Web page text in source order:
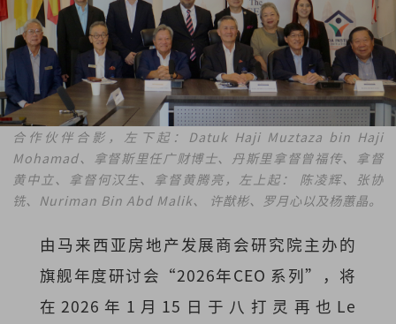
合作伙伴合影，左下起：Datuk Haji Muztaza bin Haji
Mohamad、拿督斯里任广财博士、丹斯里拿督曾福传、拿督
黄中立、拿督何汉生、拿督黄腾亮，左上起： 陈凌辉、张协
铣、Nuriman Bin Abd Malik、 许猷彬、罗月心以及杨蕙晶。
由马来西亚房地产发展商会研究院主办的
旗舰年度研讨会“2026年CEO 系列”，将
在2026年1月15日于八打灵再也Le